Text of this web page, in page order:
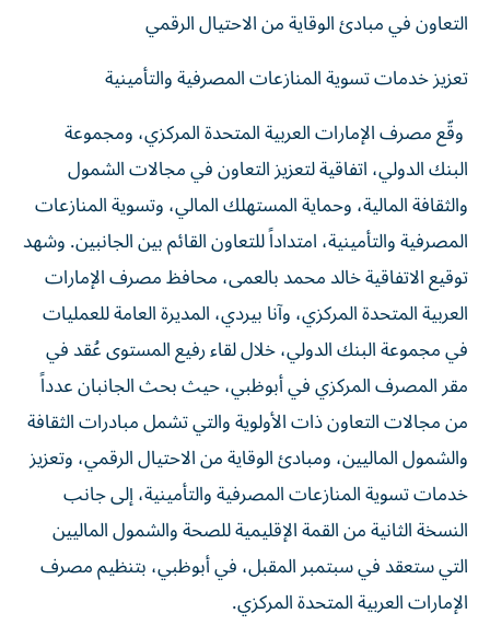
التعاون في مبادئ الوقاية من الاحتيال الرقمي
تعزيز خدمات تسوية المنازعات المصرفية والتأمينية
وقّع مصرف الإمارات العربية المتحدة المركزي، ومجموعة
البنك الدولي، اتفاقية لتعزيز التعاون في مجالات الشمول
والثقافة المالية، وحماية المستهلك المالي، وتسوية المنازعات
المصرفية والتأمينية، امتداداً للتعاون القائم بين الجانبين. وشهد
توقيع الاتفاقية خالد محمد بالعمى، محافظ مصرف الإمارات
العربية المتحدة المركزي، وآنا بيردي، المديرة العامة للعمليات
في مجموعة البنك الدولي، خلال لقاء رفيع المستوى عُقد في
مقر المصرف المركزي في أبوظبي، حيث بحث الجانبان عدداً
من مجالات التعاون ذات الأولوية والتي تشمل مبادرات الثقافة
والشمول الماليين، ومبادئ الوقاية من الاحتيال الرقمي، وتعزيز
خدمات تسوية المنازعات المصرفية والتأمينية، إلى جانب
النسخة الثانية من القمة الإقليمية للصحة والشمول الماليين
التي ستعقد في سبتمبر المقبل، في أبوظبي، بتنظيم مصرف
الإمارات العربية المتحدة المركزي.